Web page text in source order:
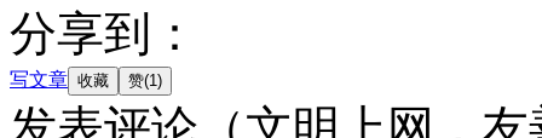
分享到：
写文章
发表评论 （文明上网，